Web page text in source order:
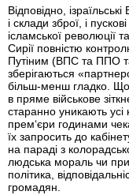
Відповідно,
і склади зброї, і
ісламської революції
Сирії повністю
Путіним (ВПС та ППО
зберігаються
більш-менш гладко.
в пряме військове
старанно уникають усі
прем‘єри годинами
їх запросить до
на параді з
людська мораль чи
політика,
громадян.